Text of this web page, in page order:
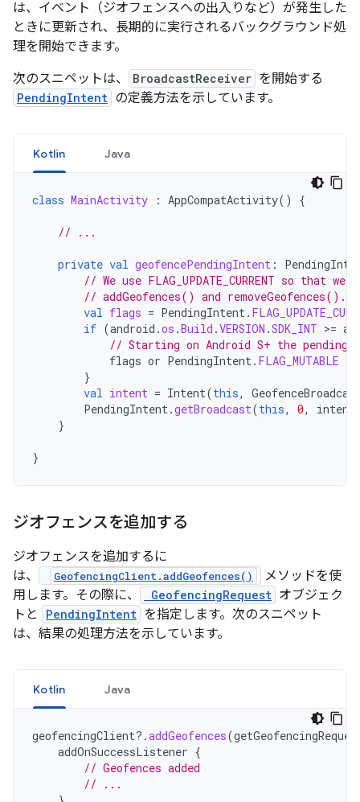
は、イベント（ジオフェンスへの出入りなど）が発生した
ときに更新され、長期的に実行されるバックグラウンド処
理を開始できます。
次のスニペットは、
BroadcastReceiver を開始する
PendingIntent の定義方法を示しています。
Kotlin Java
class MainActivity : AppCompatActivity() {
// ...
private val geofencePendingIntent :
// We use FLAG_UPDATE_CURRENT so
// addGeofences() and removeGeofences().
val flags = PendingIntent.
if (android .os .Build .VERSION .SDK_INT >=
// Starting on Android S+ the pending
flags or PendingIntent. FLAG_MUTABLE
}
val intent = Intent(this,
PendingIntent.getBroadcast(this, 0, intent
}
}
ジオフェンスを追加する
ジオフェンスを追加するに
は、
GeofencingClient.addGeofences()
メソッドを使
用します。その際に、
GeofencingRequest オブジェク
トと
PendingIntent を指定します。次のスニペット
は、結果の処理方法を示しています。
Kotlin Java
geofencingClient?.addGeofences(
addOnSuccessListener {
// Geofences added
// ...